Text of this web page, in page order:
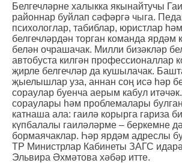
Белгечләрне халыкка якынайтучы
районнар буйлап сәфәргә чыга.
психологлар, табиблар, юристлар
белгечләрдән торган команда ярдәм
белән очрашачак. Милли бизәкләр
автобуста килгән профессионаллар
җирле белгечләр да кушылачак.
җыелышлар уза, аннан соң исә һәр
сораулар буенча аерым кабул
сораулары һәм проблемалары
катнаша ала: гаилә корырга гариза
күпбалалы гаиләләрме – беркемне
бормаячаклар. Һәр ярдәм адреслы
ТР Министрлар Кабинеты ЗАГС
Эльвира Әхмәтова хәбәр итте.